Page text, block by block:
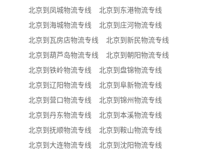
北京到凤城物流专线
北京到东港物流专线
北京到海城物流专线
北京到庄河物流专线
北京到瓦房店物流专线
北京到新民物流专线
北京到葫芦岛物流专线
北京到朝阳物流专线
北京到铁岭物流专线
北京到盘锦物流专线
北京到辽阳物流专线
北京到阜新物流专线
北京到营口物流专线
北京到锦州物流专线
北京到丹东物流专线
北京到本溪物流专线
北京到抚顺物流专线
北京到鞍山物流专线
北京到大连物流专线
北京到沈阳物流专线